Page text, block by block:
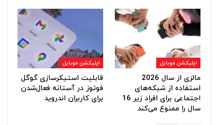
اپلیکشن موبایل
مالزی از سال 2026
استفاده از شبکه‌های
اجتماعی برای افراد زیر 16
سال را ممنوع می‌کند
اپلیکشن موبایل
قابلیت استیکرسازی گوگل
فوتوز در آستانه فعال‌شدن
برای کاربران اندروید